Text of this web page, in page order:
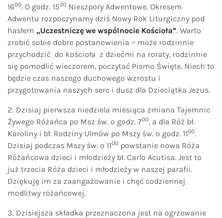
1600. O godz. 1530 Nieszpory Adwentowe. Okresem
Adwentu rozpoczynamy dziś Nowy Rok Liturgiczny pod
hasłem „Uczestniczę we wspólnocie Kościoła”. Warto
zrobić sobie dobre postanowienia – może rodzinnie
przychodzić do kościoła z dziećmi na roraty, rodzinnie
się pomodlić wieczorem, poczytać Pismo Święte. Niech to
będzie czas naszego duchowego wzrostu i
przygotowania naszych serc i dusz dla Dzieciątka Jezus.
Dzisiaj pierwsza niedziela miesiąca zmiana Tajemnic
Żywego Różańca po Msz św. o godz. 700, a dla Róż bł.
Karoliny i bł. Rodziny Ulmów po Mszy św. o godz. 1100.
Dzisiaj podczas Mszy św. o 1100 powstanie nowa Róża
Różańcowa dzieci i młodzieży bł. Carlo Acutisa. Jest to
już trzecia Róża dzieci i młodzieży w naszej parafii.
Dziękuję im za zaangażowanie i chęć codziennej
modlitwy różańcowej.
Dzisiejsza składka przeznaczona jest na ogrzewanie